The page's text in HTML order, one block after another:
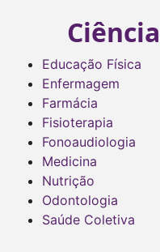
Educação Física
Enfermagem
Farmácia
Fisioterapia
Fonoaudiologia
Medicina
Nutrição
Odontologia
Saúde Coletiva